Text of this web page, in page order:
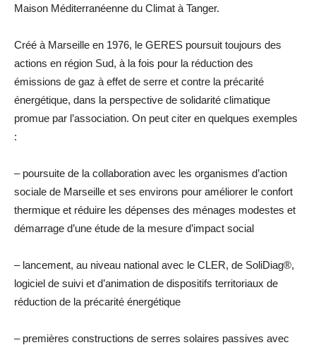
Maison Méditerranéenne du Climat à Tanger.
Créé à Marseille en 1976, le GERES poursuit toujours des
actions en région Sud, à la fois pour la réduction des
émissions de gaz à effet de serre et contre la précarité
énergétique, dans la perspective de solidarité climatique
promue par l’association. On peut citer en quelques exemples
:
– poursuite de la collaboration avec les organismes d’action
sociale de Marseille et ses environs pour améliorer le confort
thermique et réduire les dépenses des ménages modestes et
démarrage d’une étude de la mesure d’impact social
– lancement, au niveau national avec le CLER, de SoliDiag®,
logiciel de suivi et d’animation de dispositifs territoriaux de
réduction de la précarité énergétique
– premières constructions de serres solaires passives avec